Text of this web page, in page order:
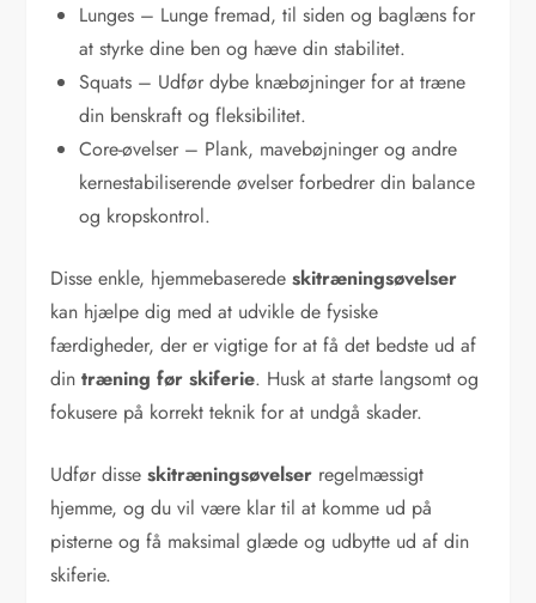
Lunges – Lunge fremad, til siden og baglæns for
at styrke dine ben og hæve din stabilitet.
Squats – Udfør dybe knæbøjninger for at træne
din benskraft og fleksibilitet.
Core-øvelser – Plank, mavebøjninger og andre
kernestabiliserende øvelser forbedrer din balance
og kropskontrol.
Disse enkle, hjemmebaseredeskitræningsøvelser
kan hjælpe dig med at udvikle de fysiske
færdigheder, der er vigtige for at få det bedste ud af
dintræning før skiferie. Husk at starte langsomt og
fokusere på korrekt teknik for at undgå skader.
Udfør disseskitræningsøvelser regelmæssigt
hjemme, og du vil være klar til at komme ud på
pisterne og få maksimal glæde og udbytte ud af din
skiferie.